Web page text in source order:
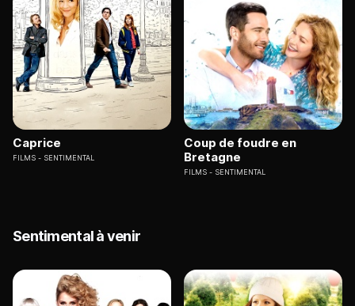
Caprice
FILMS SENTIMENTAL
Coup de foudre en
Bretagne
FILMS SENTIMENTAL
Sentimental à venir